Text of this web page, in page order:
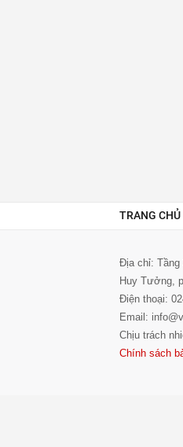
TRANG CHỦ
Địa chỉ: Tầng
Huy Tưởng,
Điện thoại:
Email:
Chịu trách
Chính sách